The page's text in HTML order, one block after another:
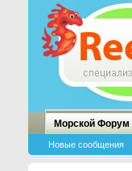
Морской Форум
Новые сообщения